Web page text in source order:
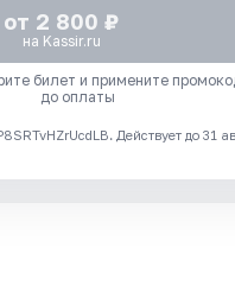
от 2 800 ₽
на Kassir.ru
билет и примените
до оплаты
Действует до 31